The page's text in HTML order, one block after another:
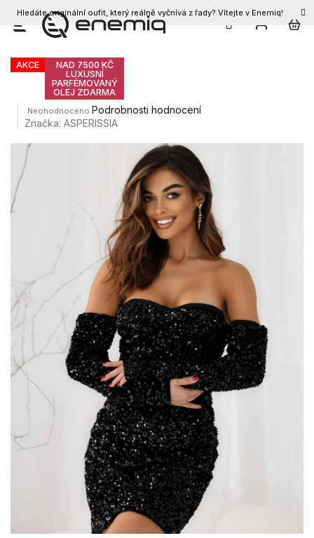
Přejít
Hledáte originální oufit, který reálně vyčnívá z řady? Vítejte v Enemiq!
CZK
Dámské šaty SELINA
AKCE
NAD 7500 KČ
LUXUSNÍ
PARFÉMOVANÝ
OLEJ ZDARMA
Průměrné
hodnocení
je
Neohodnoceno Podrobnosti hodnocení
Značka:ASPERISSIA